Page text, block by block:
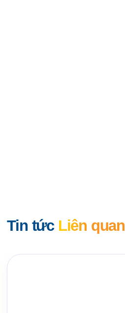
Tin tức Liên quan